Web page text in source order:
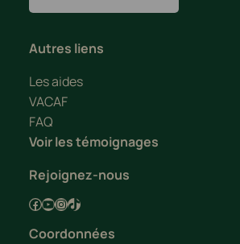
Autres liens
Les aides
VACAF
FAQ
Voir les témoignages
Rejoignez-nous
Facebook YouTube InstagramTikTok
Coordonnées